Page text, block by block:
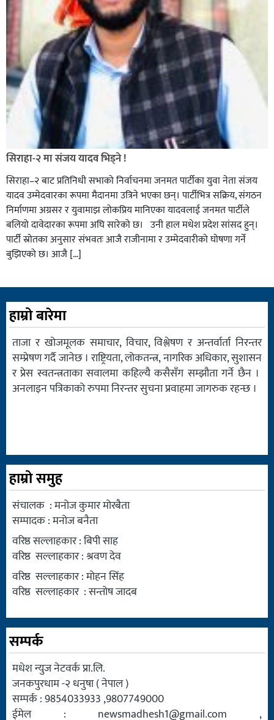
सिराहा-२ मा संजय यादव भिड्ने !
सिराहा–२ बाट प्रतिनिधी सभाको निर्वाचनमा जनमत पार्टीका युवा नेता संजय
यादव उम्मेदवारका रूपमा मैदानमा उत्रिने भएका छन्। पार्टीभित्र सक्रिय, संगठन
निर्माणमा अग्रसर र युवामाझ लोकप्रिय मानिएका यादवलाई जनमत पार्टीले
बलियो दावेदारका रूपमा अघि सारेको छ। उनी हाल मधेश प्रदेश सांसद हुन्।
पार्टी स्रोतका अनुसार संभवतः आजै राजीनामा र उम्मेदवारीको घोषणा गर्ने
बुझिएको छ। आजै […]
हाम्रो बारेमा
ताजा र खोजमूलक समाचार, विचार, विश्लेषण र अन्तर्वार्ता निरन्तर
सम्प्रेषण गर्दै जानेछ । राष्ट्रियता, लोकतन्त्र, नागरिक अधिकार, सुशासन
र प्रेस स्वतन्त्रताका सवालमा कहिल्यै कसैसँग सम्झौता गर्ने छैन ।
अनलाइन पत्रिकाको रुपमा निरन्तर सुचना प्रवाहमा जागरुक रहन्छ ।
हाम्रो समुह
संचालक : मनोज कुमार मोरबैता
सम्पादक : मनोज बनैता
वरिष्ठ सल्लाहकार : बिपी साह
वरिष्ठ सल्लाहकार : श्रवण देव
वरिष्ठ सल्लाहकार : मोहन सिंह
वरिष्ठ सल्लाहकार : सन्तोष जादब
सम्पर्क
मधेश न्युज नेटवर्क प्रा.लि.
जनकपुरधाम -२ धनुषा ( नेपाल )
सम्पर्क : 9854033933 ,9807749000
ईमेल : newsmadhesh1@gmail.com ,